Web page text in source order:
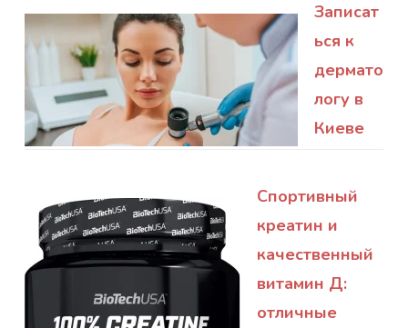
Записат
ься к
дермато
логу в
Киеве
Спортивный
креатин и
качественный
витамин Д:
отличные